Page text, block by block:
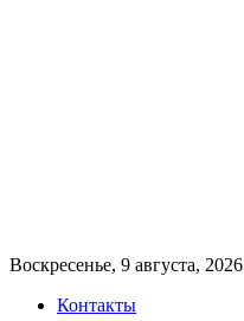
Воскресенье, 9 августа, 2026
Контакты